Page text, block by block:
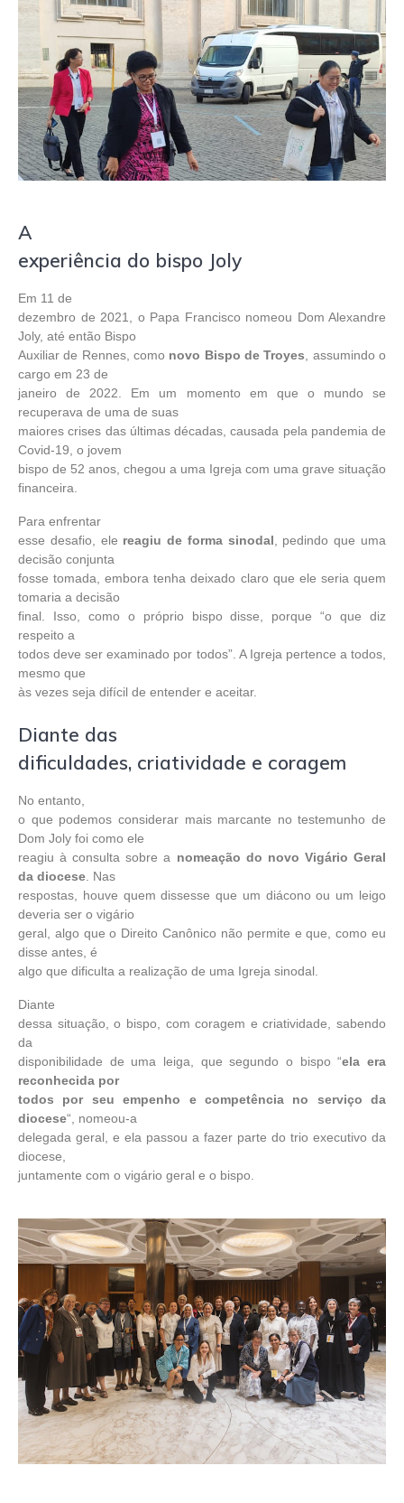
A
experiência do bispo Joly
Em 11 de
dezembro de 2021, o Papa Francisco nomeou Dom Alexandre
Joly, até então Bispo
Auxiliar de Rennes, como novo Bispo de Troyes, assumindo o
cargo em 23 de
janeiro de 2022. Em um momento em que o mundo se
recuperava de uma de suas
maiores crises das últimas décadas, causada pela pandemia de
Covid-19, o jovem
bispo de 52 anos, chegou a uma Igreja com uma grave situação
financeira.
Para enfrentar
esse desafio, ele reagiu de forma sinodal, pedindo que uma
decisão conjunta
fosse tomada, embora tenha deixado claro que ele seria quem
tomaria a decisão
final. Isso, como o próprio bispo disse, porque “o que diz
respeito a
todos deve ser examinado por todos”. A Igreja pertence a todos,
mesmo que
às vezes seja difícil de entender e aceitar.
Diante das
dificuldades, criatividade e coragem
No entanto,
o que podemos considerar mais marcante no testemunho de
Dom Joly foi como ele
reagiu à consulta sobre a nomeação do novo Vigário Geral
da diocese. Nas
respostas, houve quem dissesse que um diácono ou um leigo
deveria ser o vigário
geral, algo que o Direito Canônico não permite e que, como eu
disse antes, é
algo que dificulta a realização de uma Igreja sinodal.
Diante
dessa situação, o bispo, com coragem e criatividade, sabendo
da
disponibilidade de uma leiga, que segundo o bispo “ela era
reconhecida por
todos por seu empenho e competência no serviço da
diocese“, nomeou-a
delegada geral, e ela passou a fazer parte do trio executivo da
diocese,
juntamente com o vigário geral e o bispo.